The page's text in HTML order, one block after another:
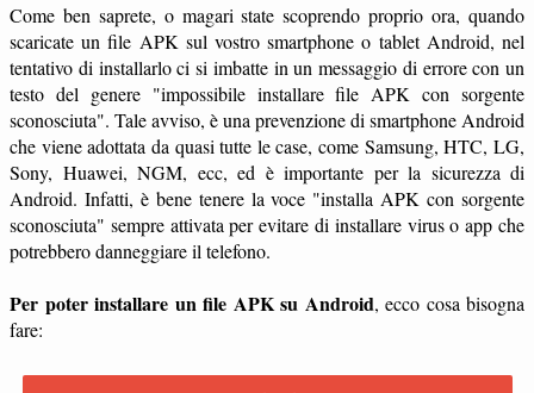
Come ben saprete, o magari state scoprendo proprio ora, quando
scaricate un file APK sul vostro smartphone o tablet Android, nel
tentativo di installarlo ci si imbatte in un messaggio di errore con un
testo del genere "impossibile installare file APK con sorgente
sconosciuta". Tale avviso, è una prevenzione di smartphone Android
che viene adottata da quasi tutte le case, come Samsung, HTC, LG,
Sony, Huawei, NGM, ecc, ed è importante per la sicurezza di
Android. Infatti, è bene tenere la voce "installa APK con sorgente
sconosciuta" sempre attivata per evitare di installare virus o app che
potrebbero danneggiare il telefono.
Per poter installare un file APK su Android, ecco cosa bisogna
fare: